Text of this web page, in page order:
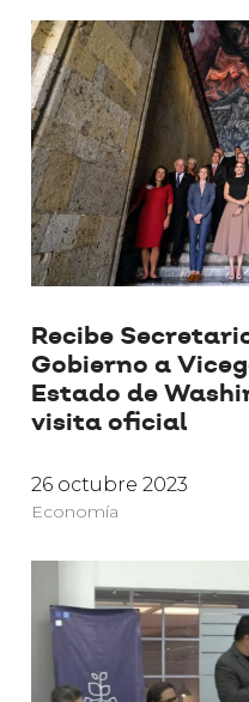
Recibe
Gobierno a
Estado de
visita oficial
26 octubre 2023
Economía